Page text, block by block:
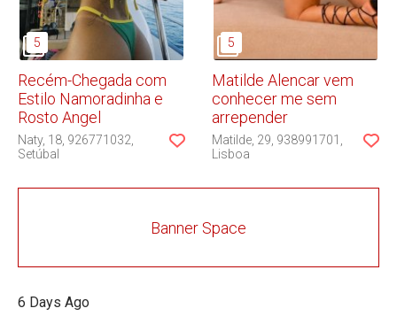
Recém-Chegada com
Estilo Namoradinha e
Rosto Angel
Naty 18 926771032
Setúbal
Matilde Alencar vem
conhecer me sem
arrepender
Matilde 29 938991701
Lisboa
Banner Space
6 Days Ago